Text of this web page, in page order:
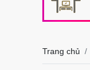
Trang chủ